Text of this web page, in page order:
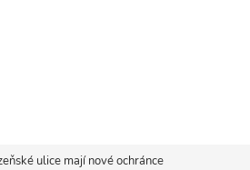
ulice mají nové ochránce